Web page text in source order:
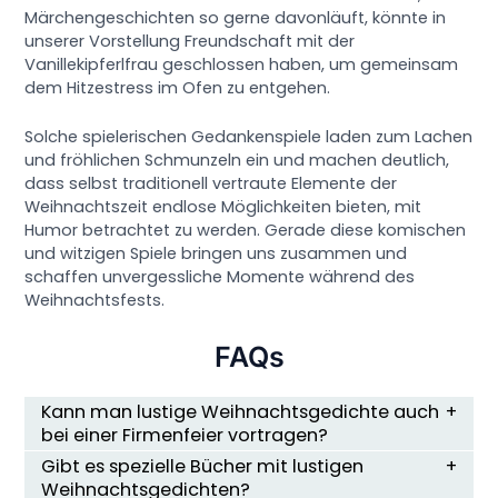
Märchengeschichten so gerne davonläuft, könnte in
unserer Vorstellung Freundschaft mit der
Vanillekipferlfrau geschlossen haben, um gemeinsam
dem Hitzestress im Ofen zu entgehen.
Solche spielerischen Gedankenspiele laden zum Lachen
und fröhlichen Schmunzeln ein und machen deutlich,
dass selbst traditionell vertraute Elemente der
Weihnachtszeit endlose Möglichkeiten bieten, mit
Humor betrachtet zu werden. Gerade diese komischen
und witzigen Spiele bringen uns zusammen und
schaffen unvergessliche Momente während des
Weihnachtsfests.
FAQs
Kann man lustige Weihnachtsgedichte auch
bei einer Firmenfeier vortragen?
Gibt es spezielle Bücher mit lustigen
Weihnachtsgedichten?